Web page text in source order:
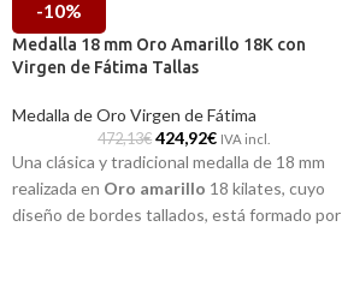
-10%
Medalla 18 mm Oro Amarillo 18K con
Virgen de Fátima Tallas
Medalla de Oro Virgen de Fátima
472,13€ 424,92€ IVA incl.
Una clásica y tradicional medalla de 18 mm
realizada en Oro amarillo 18 kilates, cuyo
diseño de bordes tallados, está formado por